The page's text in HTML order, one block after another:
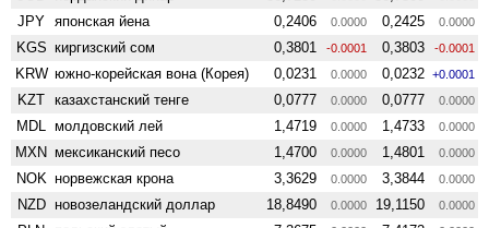
JPY японская йена 0,2406 0.0000 0,2425 0.0000
KGS киргизский сом 0,3801 -0.0001 0,3803 -0.0001
KRW южно-корейская вона (Корея) 0,0231 0.0000 0,0232 +0.0001
KZT казахстанский тенге 0,0777 0.0000 0,0777 0.0000
MDL молдовский лей 1,4719 0.0000 1,4733 0.0000
MXN мексиканский песо 1,4700 0.0000 1,4801 0.0000
NOK норвежская крона 3,3629 0.0000 3,3844 0.0000
NZD ново­зеландский доллар 18,8490 0.0000 19,1150 0.0000